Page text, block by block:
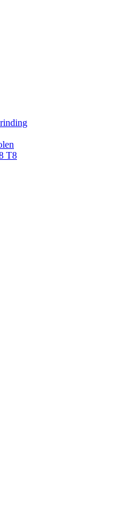
T8